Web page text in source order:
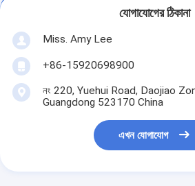
যোগাযোগের ঠিকানা
Miss. Amy Lee
+86-15920698900
নং 220, Yuehui Road, Daojiao
Guangdong 523170 China
এখন যোগাযোগ